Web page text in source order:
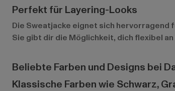
Perfekt für Layering-Looks
Die Sweatjacke eignet sich hervorragend
Sie gibt dir die Möglichkeit, dich flexibel
Beliebte Farben und Designs bei
Klassische Farben wie Schwarz,